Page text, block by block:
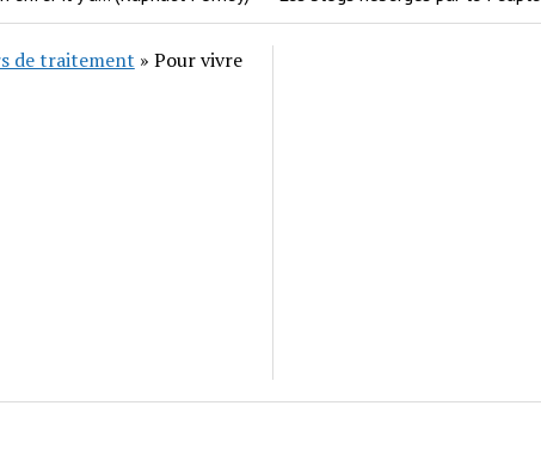
de traitement » Pour vivre